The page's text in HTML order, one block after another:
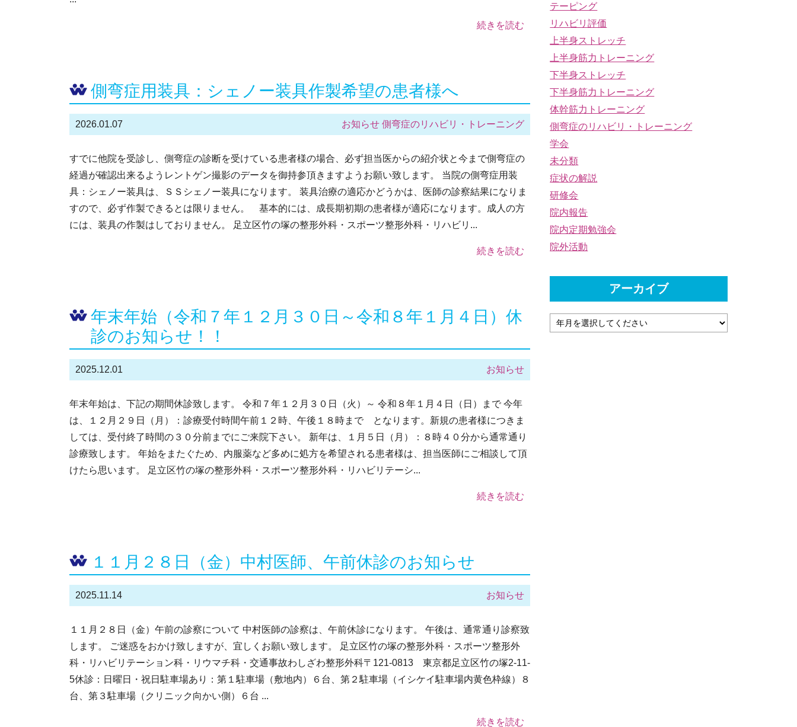
続きを読む
側弯症用装具：シェノー装具作製希望の患者様へ
2026.01.07 お知らせ 側弯症のリハビリ・トレーニング
すでに他院を受診し、側弯症の診断を受けている患者様の場合、必ず担当医からの紹介状と今まで側弯症の
経過が確認出来るようレントゲン撮影のデータを御持参頂きますようお願い致します。 当院の側弯症用装
具：シェノー装具は、ＳＳシェノー装具になります。 装具治療の適応かどうかは、医師の診察結果になりま
すので、必ず作製できるとは限りません。 基本的には、成長期初期の患者様が適応になります。成人の方
には、装具の作製はしておりません。 足立区竹の塚の整形外科・スポーツ整形外科・リハビリ...
続きを読む
年末年始（令和７年１２月３０日～令和８年１月４日）休
診のお知らせ！！
2025.12.01 お知らせ
年末年始は、下記の期間休診致します。 令和７年１２月３０日（火）～ 令和８年１月４日（日）まで 今年
は、１２月２９日（月）：診療受付時間午前１２時、午後１８時まで となります。新規の患者様につきま
しては、受付終了時間の３０分前までにご来院下さい。 新年は、１月５日（月）：８時４０分から通常通り
診療致します。 年始をまたぐため、内服薬など多めに処方を希望される患者様は、担当医師にご相談して頂
けたら思います。 足立区竹の塚の整形外科・スポーツ整形外科・リハビリテーシ...
続きを読む
１１月２８日（金）中村医師、午前休診のお知らせ
2025.11.14 お知らせ
１１月２８日（金）午前の診察について 中村医師の診察は、午前休診になります。 午後は、通常通り診察致
します。 ご迷惑をおかけ致しますが、宜しくお願い致します。 足立区竹の塚の整形外科・スポーツ整形外
科・リハビリテーション科・リウマチ科・交通事故わしざわ整形外科〒121-0813 東京都足立区竹の塚2-11-
5休診：日曜日・祝日駐車場あり：第１駐車場（敷地内）６台、第２駐車場（イシケイ駐車場内黄色枠線）８
台、第３駐車場（クリニック向かい側）６台 ...
続きを読む
テーピング
リハビリ評価
上半身ストレッチ
上半身筋力トレーニング
下半身ストレッチ
下半身筋力トレーニング
体幹筋力トレーニング
側弯症のリハビリ・トレーニング
学会
未分類
症状の解説
研修会
院内報告
院内定期勉強会
院外活動
アーカイブ